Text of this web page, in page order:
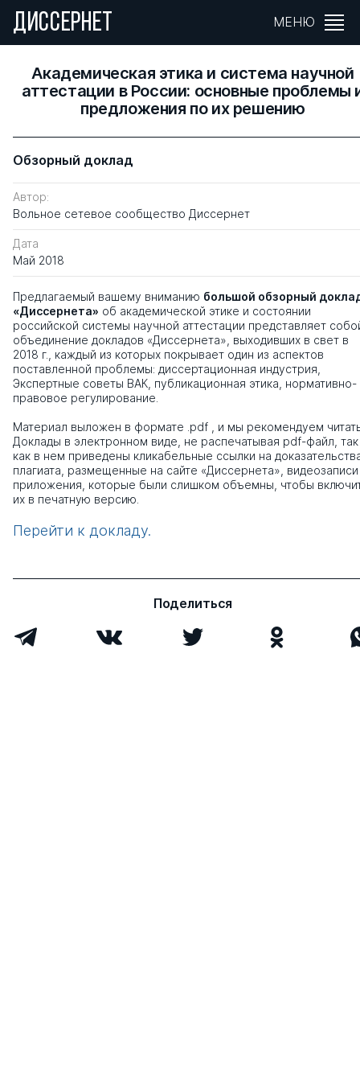
ДИССЕРНЕТ МЕНЮ
Академическая этика и система научной
аттестации в России: основные проблемы
предложения по их решению
Обзорный доклад
Автор:
Вольное сетевое сообщество Диссернет
Дата
Май 2018
Предлагаемый вашему вниманию большой обзорный
«Диссернета» об академической этике и состоянии
российской системы научной аттестации представляет
объединение докладов «Диссернета», выходивших в свет в
2018 г., каждый из которых покрывает один из аспектов
поставленной проблемы: диссертационная индустрия,
Экспертные советы ВАК, публикационная этика, нормативно-
правовое регулирование.
Материал выложен в формате .pdf , и мы рекомендуем
Доклады в электронном виде, не распечатывая pdf-файл, так
как в нем приведены кликабельные ссылки на
плагиата, размещенные на сайте «Диссернета»,
приложения, которые были слишком объемны, чтобы
их в печатную версию.
Перейти к докладу.
Поделиться